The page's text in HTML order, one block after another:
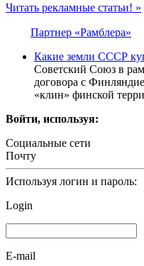
Читать рекламные статьи! »
Партнер «Рамблера»
Какие земли СССР
Советский Союз в
договора с
«клин» финской
Войти, используя:
Социальные сети
Почту
Используя логин и пароль:
Login
E-mail